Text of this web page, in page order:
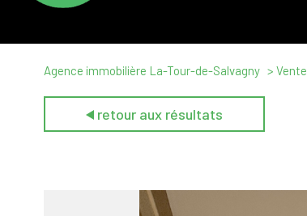
Agence immobilière La-Tour-de-Salvagny Vente
retour aux résultats